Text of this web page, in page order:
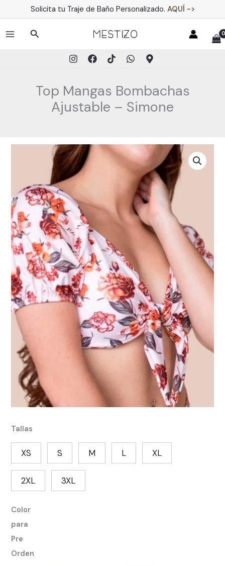
contenido
Solicita tu Traje de Baño Personalizado. AQUÍ ->
Buscar
Top Mangas Bombachas
Ajustable – Simone
Tallas
XS S M L XL
2XL 3XL
Color
para
Pre
Orden